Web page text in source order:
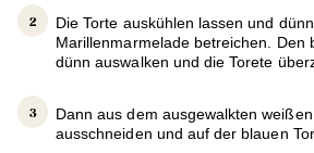
Die Torte auskühlen lassen und
Marillenmarmelade betreichen. Den
dünn auswalken und die Torete
Dann aus dem ausgewalkten
ausschneiden und auf der blauen